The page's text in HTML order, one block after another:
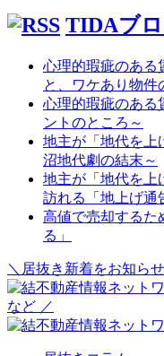
TIDAブ
心理的瑕疵のある
と、ワケあり物件
心理的瑕疵のある
ントのところ～
地主が「地代を上
沼地代劇の結末～
地主が「地代を上
訪れる「地上げ通
高値で売却するた
る」
＼居抜き新着をお知ら
など ／